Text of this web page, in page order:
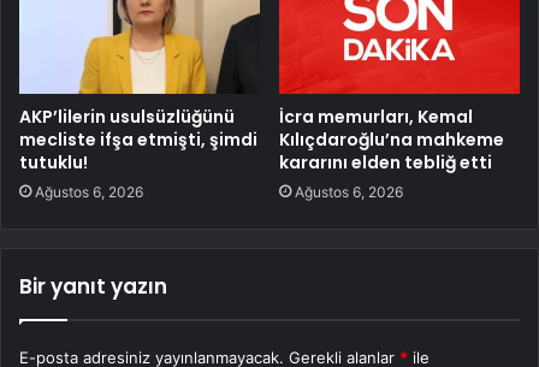
AKP’lilerin usulsüzlüğünü
mecliste ifşa etmişti, şimdi
tutuklu!
Ağustos 6, 2026
İcra memurları, Kemal
Kılıçdaroğlu’na mahkeme
kararını elden tebliğ etti
Ağustos 6, 2026
Bir yanıt yazın
E-posta adresiniz yayınlanmayacak. Gerekli alanlar * ile